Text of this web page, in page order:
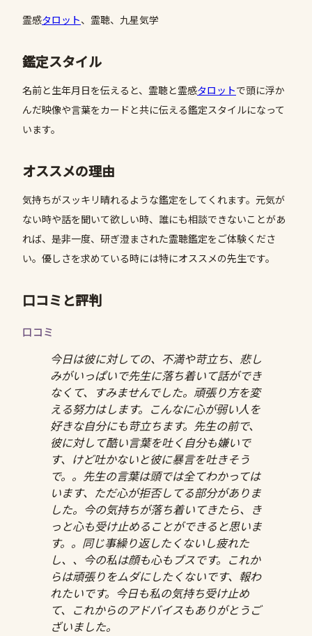
霊感タロット、霊聴、九星気学
鑑定スタイル
名前と生年月日を伝えると、霊聴と霊感タロットで頭に浮か
んだ映像や言葉をカードと共に伝える鑑定スタイルになって
います。
オススメの理由
気持ちがスッキリ晴れるような鑑定をしてくれます。元気が
ない時や話を聞いて欲しい時、誰にも相談できないことがあ
れば、是非一度、研ぎ澄まされた霊聴鑑定をご体験くださ
い。優しさを求めている時には特にオススメの先生です。
口コミと評判
口コミ
今日は彼に対しての、不満や苛立ち、悲し
みがいっぱいで先生に落ち着いて話ができ
なくて、すみませんでした。頑張り方を変
える努力はします。こんなに心が弱い人を
好きな自分にも苛立ちます。先生の前で、
彼に対して酷い言葉を吐く自分も嫌いで
す、けど吐かないと彼に暴言を吐きそう
で。。先生の言葉は頭では全てわかっては
います、ただ心が拒否してる部分がありま
した。今の気持ちが落ち着いてきたら、き
っと心も受け止めることができると思いま
す。。同じ事繰り返したくないし疲れた
し、、今の私は顔も心もブスです。これか
らは頑張りをムダにしたくないです、報わ
れたいです。今日も私の気持ち受け止め
て、これからのアドバイスもありがとうご
ざいました。